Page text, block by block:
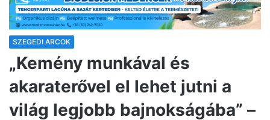
SZEGEDI ARCOK
„Kemény munkával és
akaraterővel el lehet jutni a
világ legjobb bajnokságába” –